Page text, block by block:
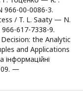
00-0086-3.
/ T. L. Saaty — N.
617-7338-9.
the Analytic
and Applications
інформаційні
—